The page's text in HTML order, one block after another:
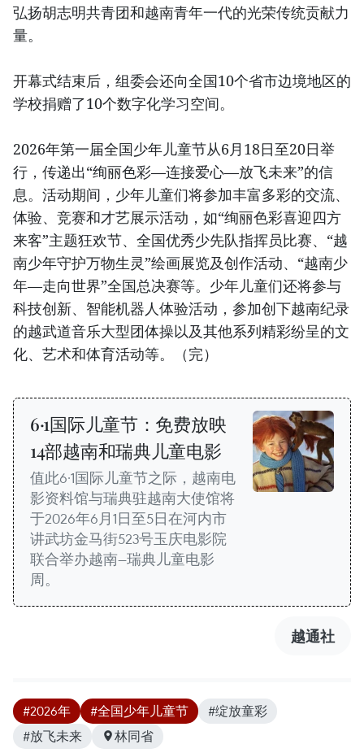
弘扬胡志明共青团和越南青年一代的光荣传统贡献力
量。
开幕式结束后，组委会还向全国10个省市边境地区的
学校捐赠了10个数字化学习空间。
2026年第一届全国少年儿童节从6月18日至20日举
行，传递出“绚丽色彩—连接爱心—放飞未来”的信
息。活动期间，少年儿童们将参加丰富多彩的交流、
体验、竞赛和才艺展示活动，如“绚丽色彩喜迎四方
来客”主题狂欢节、全国优秀少先队指挥员比赛、“越
南少年守护万物生灵”绘画展览及创作活动、“越南少
年—走向世界”全国总决赛等。少年儿童们还将参与
科技创新、智能机器人体验活动，参加创下越南纪录
的越武道音乐大型团体操以及其他系列精彩纷呈的文
化、艺术和体育活动等。（完）
6·1国际儿童节：免费放映
14部越南和瑞典儿童电影
值此6·1国际儿童节之际，越南电
影资料馆与瑞典驻越南大使馆将
于2026年6月1日至5日在河内市
讲武坊金马街523号玉庆电影院
联合举办越南—瑞典儿童电影
周。
越通社
#2026年 #全国少年儿童节
#绽放童彩
#放飞未来
林同省